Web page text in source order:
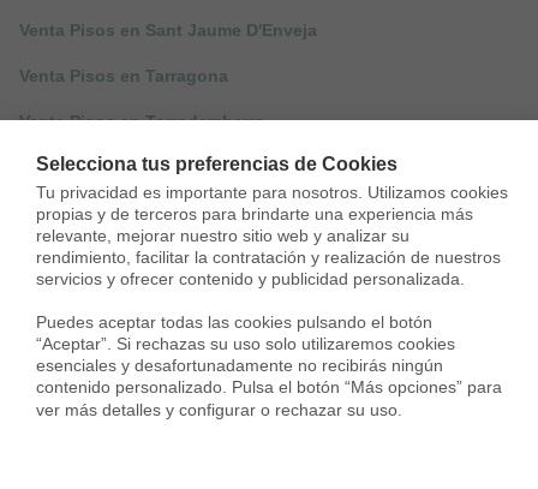
Selecciona tus preferencias de Cookies
Tu privacidad es importante para nosotros. Utilizamos cookies
propias y de terceros para brindarte una experiencia más
relevante, mejorar nuestro sitio web y analizar su
rendimiento, facilitar la contratación y realización de nuestros
servicios y ofrecer contenido y publicidad personalizada.
Puedes aceptar todas las cookies pulsando el botón
“Aceptar”. Si rechazas su uso solo utilizaremos cookies
esenciales y desafortunadamente no recibirás ningún
contenido personalizado. Pulsa el botón “Más opciones” para
ver más detalles y configurar o rechazar su uso.
Venta Pisos en Sant Jaume D'Enveja
Venta Pisos en Tarragona
Venta Pisos en Torredembarra
Venta Pisos en Tortosa